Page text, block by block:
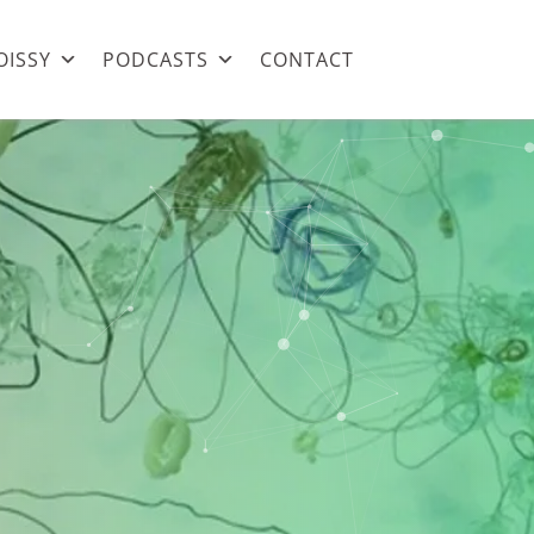
PODCASTS CONTACT